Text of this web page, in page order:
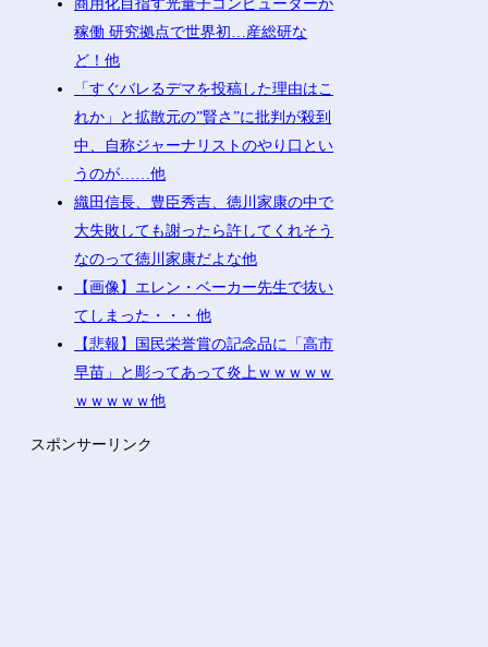
商用化目指す光量子コンピューターが
稼働 研究拠点で世界初…産総研な
ど！他
「すぐバレるデマを投稿した理由はこ
れか」と拡散元の”賢さ”に批判が殺到
中、自称ジャーナリストのやり口とい
うのが……他
織田信長、豊臣秀吉、徳川家康の中で
大失敗しても謝ったら許してくれそう
なのって徳川家康だよな他
【画像】エレン・ベーカー先生で抜い
てしまった・・・他
【悲報】国民栄誉賞の記念品に「高市
早苗」と彫ってあって炎上ｗｗｗｗｗ
ｗｗｗｗｗ他
スポンサーリンク